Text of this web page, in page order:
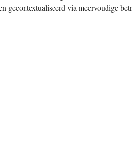
gecontextualiseerd via meervoudige